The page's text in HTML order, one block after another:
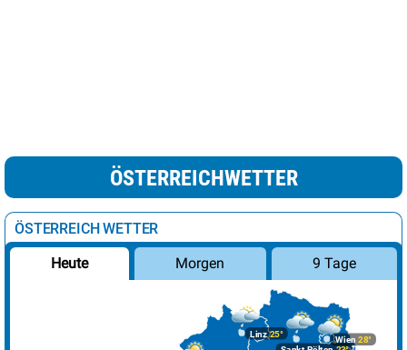
ÖSTERREICHWETTER
ÖSTERREICH WETTER
Heute Morgen 9 Tage
Linz25°
Wien 28°